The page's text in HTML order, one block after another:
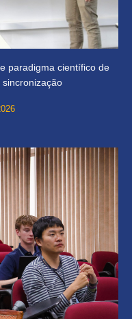
paradigma científico de